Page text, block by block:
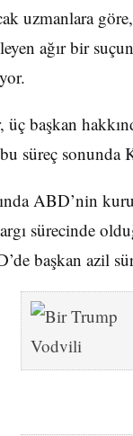
uzmanlara
ağır bir
başkan
süreç sonunda
ABD’nin
sürecinde
başkan azil